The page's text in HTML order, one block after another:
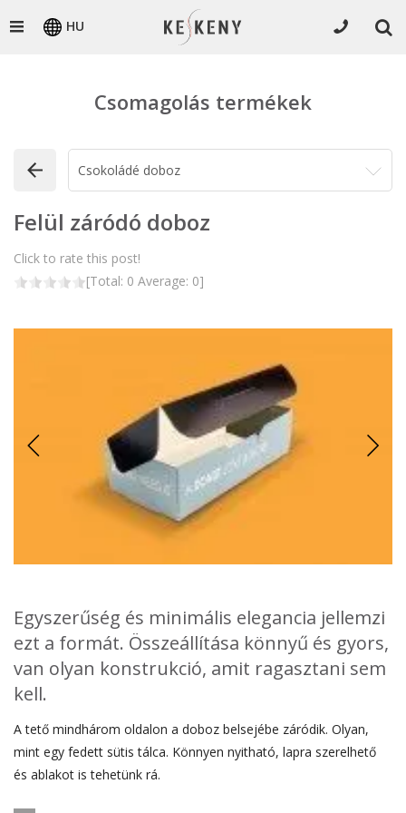
HU
Csomagolás termékek
Felül záródó doboz
Click to rate this post!
[Total: 0 Average: 0]
Egyszerűség és minimális elegancia jellemzi
ezt a formát. Összeállítása könnyű és gyors,
van olyan konstrukció, amit ragasztani sem
kell.
A tető mindhárom oldalon a doboz belsejébe záródik. Olyan,
mint egy fedett sütis tálca. Könnyen nyitható, lapra szerelhető
és ablakot is tehetünk rá.
A tető záródása nem minden típusnál rögzített, ezért a doboz
méretet ennek tudatában kell meghatározni, viszont a könnyű
szállítására, kínálására használjuk a konstrukciót.